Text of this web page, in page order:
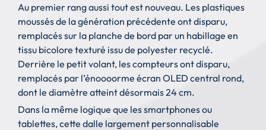
Au premier rang aussi tout est nouveau. Les plastiques
moussés de la génération précédente ont disparu,
remplacés sur la planche de bord par un habillage en
tissu bicolore texturé issu de polyester recyclé.
Derrière le petit volant, les compteurs ont disparu,
remplacés par l’énoooorme écran OLED central rond,
dont le diamètre atteint désormais 24 cm.
Dans la même logique que les smartphones ou
tablettes, cette dalle largement personnalisable